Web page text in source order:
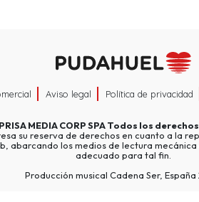
Aviso legal Política de privacidad
PRISA MEDIA CORP SPATodos los
su reserva de derechos en cuanto a la
abarcando los medios de lectura
adecuado para tal fin.
Producción musical Cadena Ser, España